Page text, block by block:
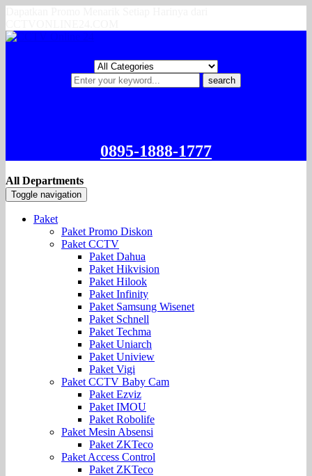
search
0895-1888-1777
All Departments
Toggle navigation
Paket
Paket Promo Diskon
Paket CCTV
Paket Dahua
Paket Hikvision
Paket Hilook
Paket Infinity
Paket Samsung Wisenet
Paket Schnell
Paket Techma
Paket Uniarch
Paket Uniview
Paket Vigi
Paket CCTV Baby Cam
Paket Ezviz
Paket IMOU
Paket Robolife
Paket Mesin Absensi
Paket ZKTeco
Paket Access Control
Paket ZKTeco